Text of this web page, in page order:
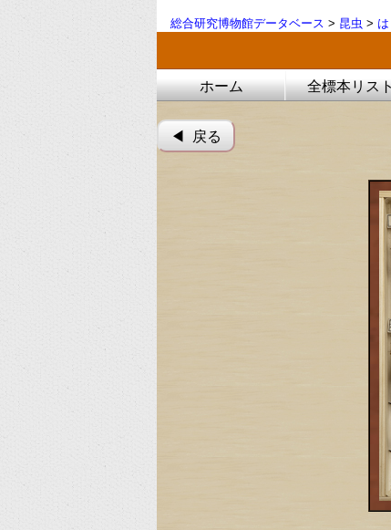
総合研究博物館データベース > 昆虫 >
ホーム 全標本リス
◀︎ 戻る